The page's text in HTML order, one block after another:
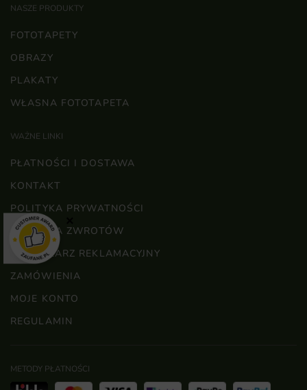
NASZE PRODUKTY
FOTOTAPETY
OBRAZY
PLAKATY
WŁASNA FOTOTAPETA
WAŻNE LINKI
PŁATNOŚCI I DOSTAWA
KONTAKT
POLITYKA PRYWATNOŚCI
POLITYKA ZWROTÓW
FORMULARZ REKLAMACYJNY
ZAMÓWIENIA
MOJE KONTO
REGULAMIN
METODY PŁATNOŚCI